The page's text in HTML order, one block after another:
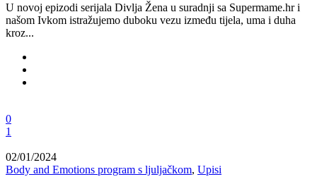
U novoj epizodi serijala Divlja Žena u suradnji sa Supermame.hr i
našom Ivkom istražujemo duboku vezu između tijela, uma i duha
kroz...
0
1
02/01/2024
Body and Emotions program s ljuljačkom, Upisi